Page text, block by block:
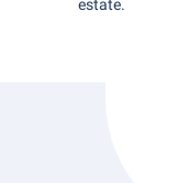
estate.